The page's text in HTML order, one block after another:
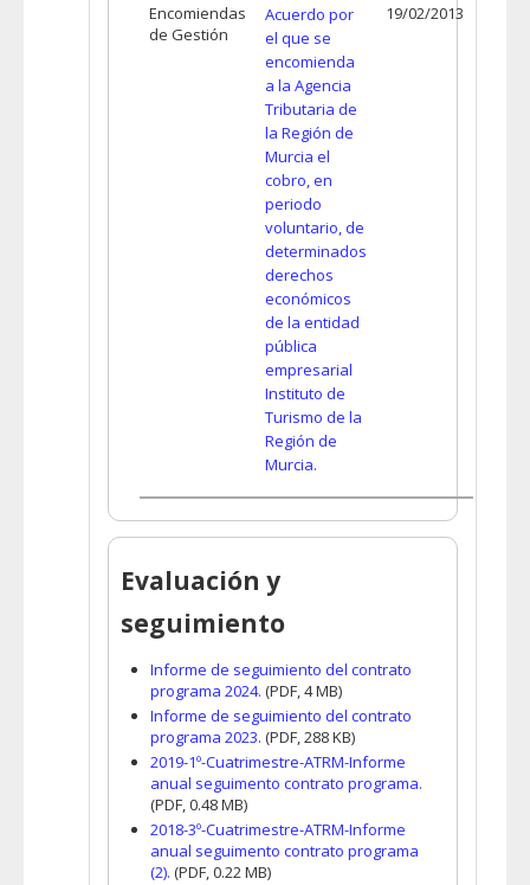
Encomiendas
de Gestión
Acuerdo por
el que se
encomienda
a la Agencia
Tributaria de
la Región de
Murcia el
cobro, en
periodo
voluntario, de
determinados
derechos
económicos
de la entidad
pública
empresarial
Instituto de
Turismo de la
Región de
Murcia.
19/02/2013
Evaluación y
seguimiento
Informe de seguimiento del contrato
programa 2024. (PDF, 4 MB)
Informe de seguimiento del contrato
programa 2023. (PDF, 288 KB)
2019-1º-Cuatrimestre-ATRM-Informe
anual seguimento contrato programa.
(PDF, 0.48 MB)
2018-3º-Cuatrimestre-ATRM-Informe
anual seguimento contrato programa
(2). (PDF, 0.22 MB)